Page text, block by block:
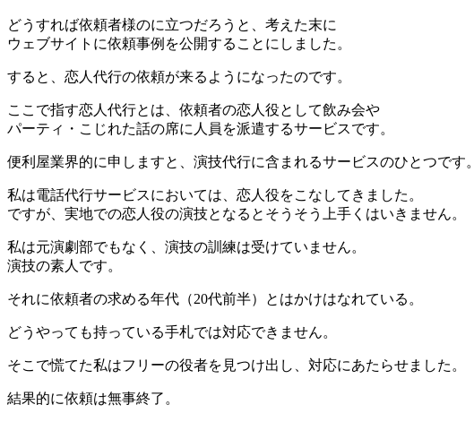
どうすれば依頼者様のに立つだろうと、考えた末に
ウェブサイトに依頼事例を公開することにしました。
すると、恋人代行の依頼が来るようになったのです。
ここで指す恋人代行とは、依頼者の恋人役として飲み会や
パーティ・こじれた話の席に人員を派遣するサービスです。
便利屋業界的に申しますと、演技代行に含まれるサービスのひとつです。
私は電話代行サービスにおいては、恋人役をこなしてきました。
ですが、実地での恋人役の演技となるとそうそう上手くはいきません。
私は元演劇部でもなく、演技の訓練は受けていません。
演技の素人です。
それに依頼者の求める年代（20代前半）とはかけはなれている。
どうやっても持っている手札では対応できません。
そこで慌てた私はフリーの役者を見つけ出し、対応にあたらせました。
結果的に依頼は無事終了。